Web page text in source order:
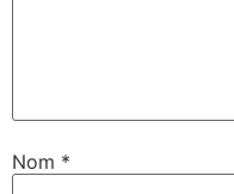
Nom *